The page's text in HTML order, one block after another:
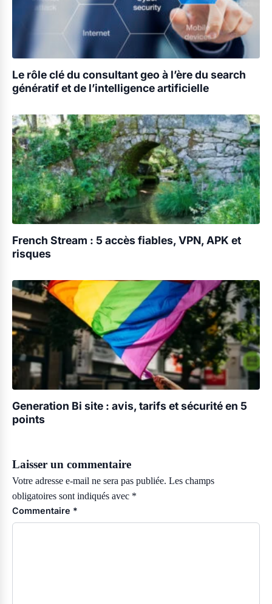
Le rôle clé du consultant geo à l’ère du search
génératif et de l’intelligence artificielle
French Stream : 5 accès fiables, VPN, APK et
risques
Generation Bi site : avis, tarifs et sécurité en 5
points
Laisser un commentaire
Votre adresse e-mail ne sera pas publiée. Les champs
obligatoires sont indiqués avec *
Commentaire *